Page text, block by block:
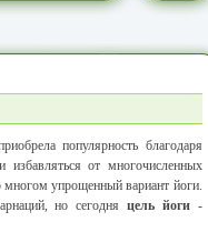
популярность благодаря
от многочисленных
многом упрощенный вариант йоги.
но сегодня цель йоги-